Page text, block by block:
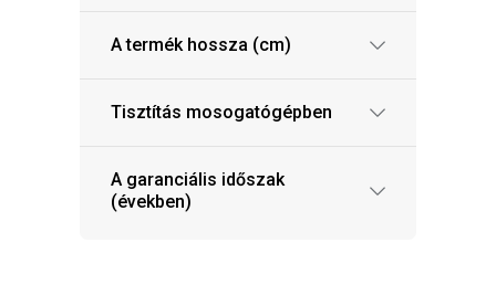
A termék hossza (cm)
Tisztítás mosogatógépben
A garanciális időszak
(években)